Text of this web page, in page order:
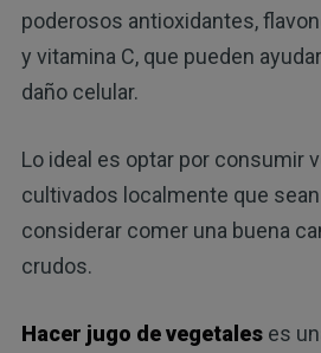
poderosos antioxidantes,
y vitamina C, que pueden
daño celular.
Lo ideal es optar por consumir
cultivados localmente que
considerar comer una buena
crudos.
Hacer jugo de vegetaleses